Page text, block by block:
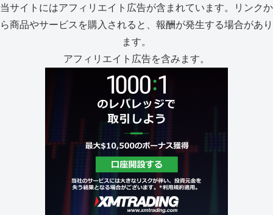
当サイトにはアフィリエイト広告が含まれています。リンクか
ら商品やサービスを購入されると、報酬が発生する場合があり
ます。
アフィリエイト広告を含みます。